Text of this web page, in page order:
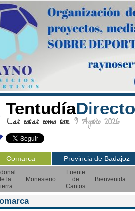
TentudíaDirecto
Las cosas como son. 9 Agosto 2026
Comarca Provincia de Badajoz
la
Monesterio
Fuente
de
Cantos
Bienvenida